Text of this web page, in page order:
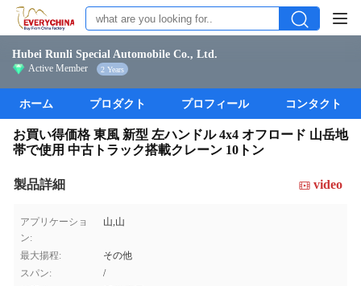
Hubei Runli Special Automobile Co., Ltd.
Active Member 2 Years
ホーム プロダクト プロフィール コンタクト
お買い得価格 東風 新型 左ハンドル 4x4 オフロード 山岳地
帯で使用 中古トラック搭載クレーン 10トン
製品詳細 video
アプリケーショ
ン:
山,山
最大揚程:
その他
スパン:
/